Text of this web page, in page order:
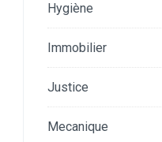
Hygiène
Immobilier
Justice
Mecanique